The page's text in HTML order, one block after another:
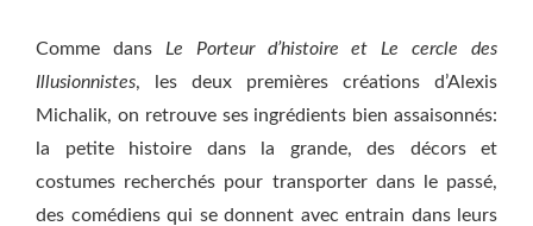
Comme dans Le Porteur d’histoireet Le cercle des
Illusionnistes, les deux premières créations d’Alexis
Michalik, on retrouve ses ingrédients bien assaisonnés:
la petite histoire dans la grande, des décors et
costumes recherchés pour transporter dans le passé,
des comédiens qui se donnent avec entrain dans leurs